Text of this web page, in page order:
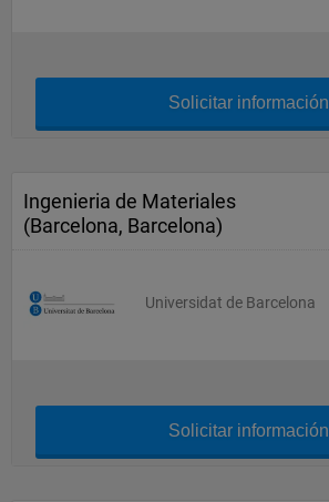
Solicitar información
Ingenieria de Materiales
(Barcelona, Barcelona)
Universidat de Barcelona
Solicitar información